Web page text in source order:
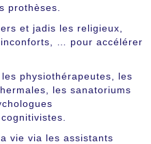
prothèses.
et jadis les religieux,
… pour accélérer
physiothérapeutes, les
les sanatoriums
vie via les assistants